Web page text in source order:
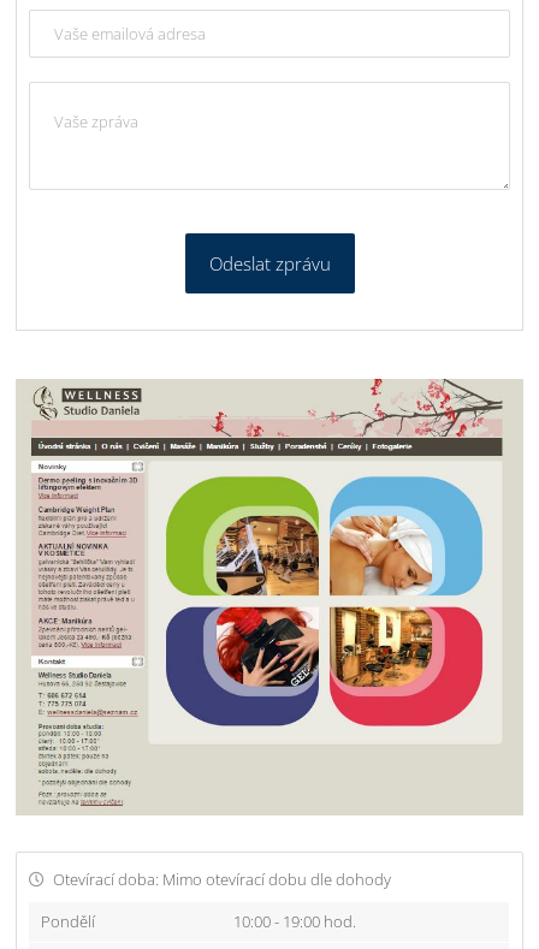
Odeslat zprávu
Otevírací doba: Mimo otevírací dobu dle dohody
Pondělí
10:00 - 19:00 hod.